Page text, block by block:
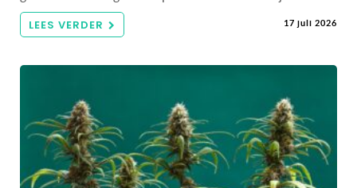
LEES VERDER 17 juli 2026